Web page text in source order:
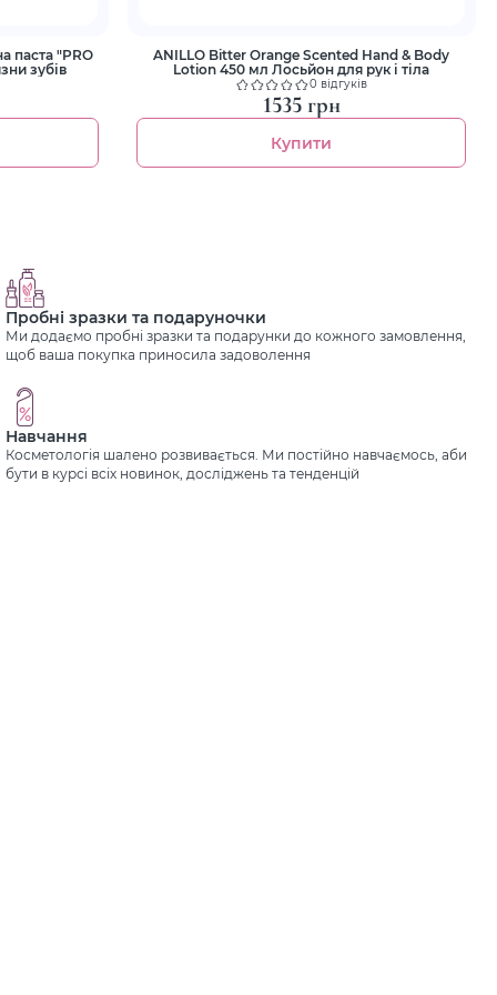
зубів
ANILLO Bitter Orange Scented Hand & Body
Lotion 450 мл Лосьйон для рук і тіла
0 відгуків
1535 грн
Купити
Пробні зразки та подаруночки
Ми додаємо пробні зразки та подарунки до кожного замовлення,
щоб ваша покупка приносила задоволення
Навчання
Косметологія шалено розвивається. Ми постійно навчаємось, аби
бути в курсі всіх новинок, досліджень та тенденцій